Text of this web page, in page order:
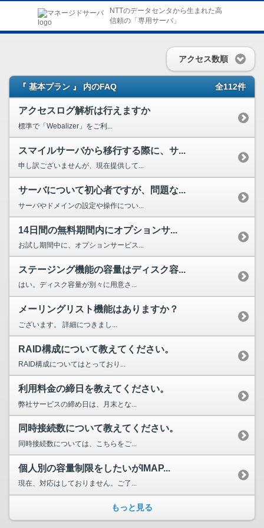
NTTのデータセンタから生まれた高
信頼の「専用サーバ」
アクセス数順
『 基本プラン 』 内のFAQ 全112件
アクセスログ解析は行えますか
標準で「Webalizer」をご利...
スマイルサーバから移行する際に、サ...
申し訳ございませんが、現在提供して...
サーバについて初心者ですが、問題な...
サーバやドメインの設定や操作につい...
14日間の無料期間内にオプションサ...
お試し期間中に、オプションサービス...
ステージング機能の容量はディスク容...
はい。ディスク容量が別々に用意さ...
メーリングリスト機能はありますか？
ございます。 詳細につきまし...
RAID構成について教えてください。
RAID構成についてはとっており...
利用料金の締日を教えてください。
弊社サービスの締め日は、月末とな...
同時接続数について教えてください。
同時接続数については、こちらをご...
個人別の容量制限をしたいがIMAP...
現在、対応はしておりません。ご了...
もっと見る